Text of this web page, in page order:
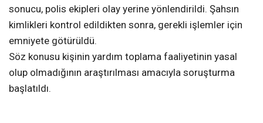
sonucu, polis ekipleri olay yerine yönlendirildi. Şahsın
kimlikleri kontrol edildikten sonra, gerekli işlemler için
emniyete götürüldü.
Söz konusu kişinin yardım toplama faaliyetinin yasal
olup olmadığının araştırılması amacıyla soruşturma
başlatıldı.